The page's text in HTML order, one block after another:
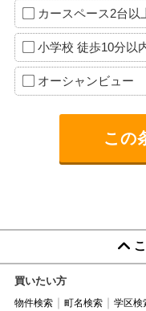
カースペース2台以
小学校 徒歩10分以
オーシャンビュー
買いたい方
物件検索 町名検索 学区検